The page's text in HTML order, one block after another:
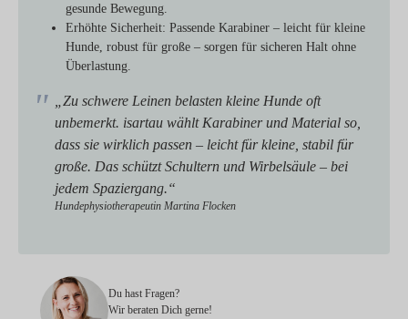
gesunde Bewegung.
Erhöhte Sicherheit: Passende Karabiner – leicht für kleine
Hunde, robust für große – sorgen für sicheren Halt ohne
Überlastung.
„Zu schwere Leinen belasten kleine Hunde oft
unbemerkt. isartau wählt Karabiner und Material so,
dass sie wirklich passen – leicht für kleine, stabil für
große. Das schützt Schultern und Wirbelsäule – bei
jedem Spaziergang.“
Hundephysiotherapeutin Martina Flocken
Du hast Fragen?
Wir beraten Dich gerne!